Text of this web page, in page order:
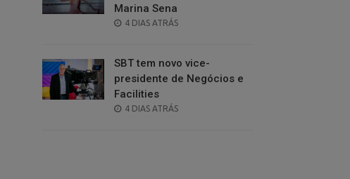
Marina Sena
POSTED
4 DIAS ATRÁS
SBT tem novo vice-
presidente de Negócios e
Facilities
POSTED
4 DIAS ATRÁS